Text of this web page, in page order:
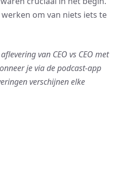
om van niets iets te
van CEO vs CEO met
je via de podcast-app
verschijnen elke